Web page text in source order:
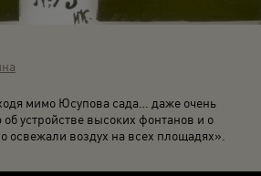
мимо Юсупова сада… даже очень
устройстве высоких фонтанов и о
освежали воздух на всех площадях».